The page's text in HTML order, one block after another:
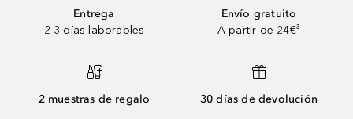
Entrega
2-3 días laborables
Envío gratuito
A partir de 24€³
2 muestras de regalo 30 días de devolución